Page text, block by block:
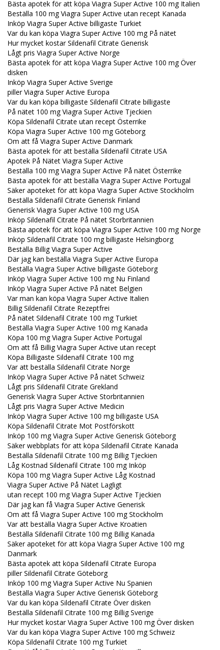
Bästa apotek för att köpa Viagra Super Active 100 mg Italien
Beställa 100 mg Viagra Super Active utan recept Kanada
Inköp Viagra Super Active billigaste Turkiet
Var du kan köpa Viagra Super Active 100 mg På nätet
Hur mycket kostar Sildenafil Citrate Generisk
Lågt pris Viagra Super Active Norge
Bästa apotek för att köpa Viagra Super Active 100 mg Över
disken
Inköp Viagra Super Active Sverige
piller Viagra Super Active Europa
Var du kan köpa billigaste Sildenafil Citrate billigaste
På nätet 100 mg Viagra Super Active Tjeckien
Köpa Sildenafil Citrate utan recept Österrike
Köpa Viagra Super Active 100 mg Göteborg
Om att få Viagra Super Active Danmark
Bästa apotek för att beställa Sildenafil Citrate USA
Apotek På Nätet Viagra Super Active
Beställa 100 mg Viagra Super Active På nätet Österrike
Bästa apotek för att beställa Viagra Super Active Portugal
Säker apoteket för att köpa Viagra Super Active Stockholm
Beställa Sildenafil Citrate Generisk Finland
Generisk Viagra Super Active 100 mg USA
Inköp Sildenafil Citrate På nätet Storbritannien
Bästa apotek för att köpa Viagra Super Active 100 mg Norge
Inköp Sildenafil Citrate 100 mg billigaste Helsingborg
Beställa Billig Viagra Super Active
Där jag kan beställa Viagra Super Active Europa
Beställa Viagra Super Active billigaste Göteborg
Inköp Viagra Super Active 100 mg Nu Finland
Inköp Viagra Super Active På nätet Belgien
Var man kan köpa Viagra Super Active Italien
Billig Sildenafil Citrate Rezeptfrei
På nätet Sildenafil Citrate 100 mg Turkiet
Beställa Viagra Super Active 100 mg Kanada
Köpa 100 mg Viagra Super Active Portugal
Om att få Billig Viagra Super Active utan recept
Köpa Billigaste Sildenafil Citrate 100 mg
Var att beställa Sildenafil Citrate Norge
Inköp Viagra Super Active På nätet Schweiz
Lågt pris Sildenafil Citrate Grekland
Generisk Viagra Super Active Storbritannien
Lågt pris Viagra Super Active Medicin
Inköp Viagra Super Active 100 mg billigaste USA
Köpa Sildenafil Citrate Mot Postförskott
Inköp 100 mg Viagra Super Active Generisk Göteborg
Säker webbplats för att köpa Sildenafil Citrate Kanada
Beställa Sildenafil Citrate 100 mg Billig Tjeckien
Låg Kostnad Sildenafil Citrate 100 mg Inköp
Köpa 100 mg Viagra Super Active Låg Kostnad
Viagra Super Active På Nätet Lagligt
utan recept 100 mg Viagra Super Active Tjeckien
Där jag kan få Viagra Super Active Generisk
Om att få Viagra Super Active 100 mg Stockholm
Var att beställa Viagra Super Active Kroatien
Beställa Sildenafil Citrate 100 mg Billig Kanada
Säker apoteket för att köpa Viagra Super Active 100 mg
Danmark
Bästa apotek att köpa Sildenafil Citrate Europa
piller Sildenafil Citrate Göteborg
Inköp 100 mg Viagra Super Active Nu Spanien
Beställa Viagra Super Active Generisk Göteborg
Var du kan köpa Sildenafil Citrate Över disken
Beställa Sildenafil Citrate 100 mg Billig Sverige
Hur mycket kostar Viagra Super Active 100 mg Över disken
Var du kan köpa Viagra Super Active 100 mg Schweiz
Köpa Sildenafil Citrate 100 mg Turkiet